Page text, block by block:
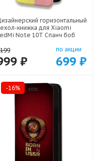
горизонтальный
книжка для Xiaomi
Note 10T Спанч боб
₽
по акции
699 ₽
-16%